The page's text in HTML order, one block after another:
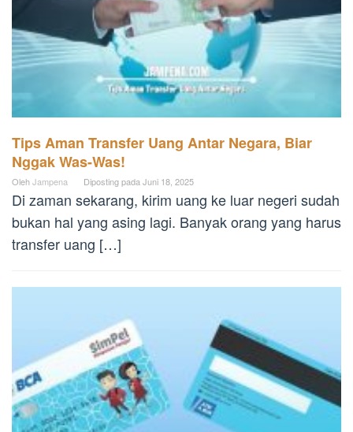
Tips Aman Transfer Uang Antar Negara, Biar
Nggak Was-Was!
OlehJampena Diposting padaJuni 18, 2025
Di zaman sekarang, kirim uang ke luar negeri sudah
bukan hal yang asing lagi. Banyak orang yang harus
transfer uang […]